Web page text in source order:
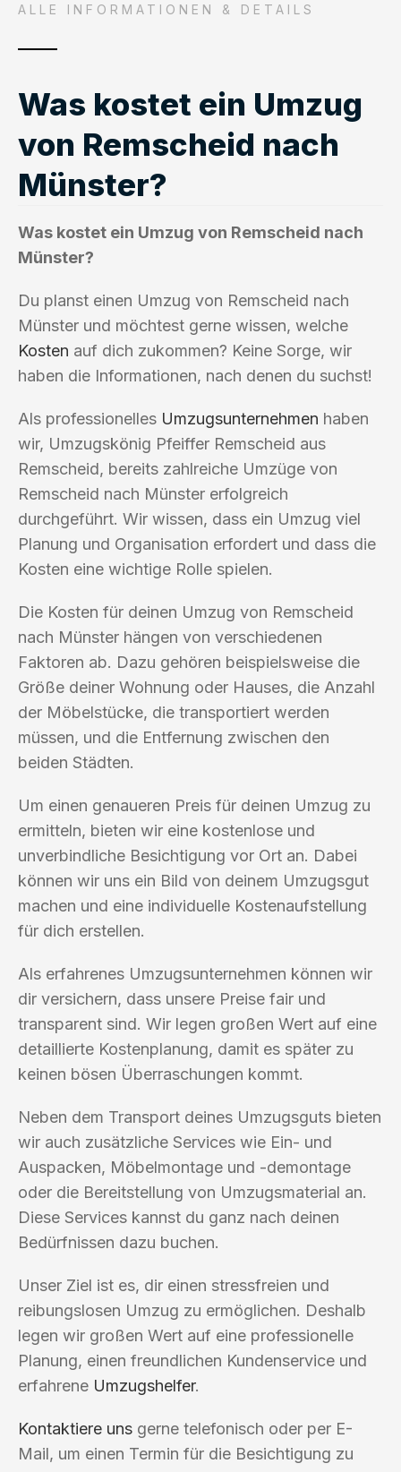
ALLE INFORMATIONEN & DETAILS
Was kostet ein Umzug
von Remscheid nach
Münster?
Was kostet ein Umzug von Remscheid nach
Münster?
Du planst einen Umzug von Remscheid nach
Münster und möchtest gerne wissen, welche
Kosten auf dich zukommen? Keine Sorge, wir
haben die Informationen, nach denen du suchst!
Als professionelles Umzugsunternehmen haben
wir, Umzugskönig Pfeiffer Remscheid aus
Remscheid, bereits zahlreiche Umzüge von
Remscheid nach Münster erfolgreich
durchgeführt. Wir wissen, dass ein Umzug viel
Planung und Organisation erfordert und dass die
Kosten eine wichtige Rolle spielen.
Die Kosten für deinen Umzug von Remscheid
nach Münster hängen von verschiedenen
Faktoren ab. Dazu gehören beispielsweise die
Größe deiner Wohnung oder Hauses, die Anzahl
der Möbelstücke, die transportiert werden
müssen, und die Entfernung zwischen den
beiden Städten.
Um einen genaueren Preis für deinen Umzug zu
ermitteln, bieten wir eine kostenlose und
unverbindliche Besichtigung vor Ort an. Dabei
können wir uns ein Bild von deinem Umzugsgut
machen und eine individuelle Kostenaufstellung
für dich erstellen.
Als erfahrenes Umzugsunternehmen können wir
dir versichern, dass unsere Preise fair und
transparent sind. Wir legen großen Wert auf eine
detaillierte Kostenplanung, damit es später zu
keinen bösen Überraschungen kommt.
Neben dem Transport deines Umzugsguts bieten
wir auch zusätzliche Services wie Ein- und
Auspacken, Möbelmontage und -demontage
oder die Bereitstellung von Umzugsmaterial an.
Diese Services kannst du ganz nach deinen
Bedürfnissen dazu buchen.
Unser Ziel ist es, dir einen stressfreien und
reibungslosen Umzug zu ermöglichen. Deshalb
legen wir großen Wert auf eine professionelle
Planung, einen freundlichen Kundenservice und
erfahrene Umzugshelfer.
Kontaktiere uns gerne telefonisch oder per E-
Mail, um einen Termin für die Besichtigung zu